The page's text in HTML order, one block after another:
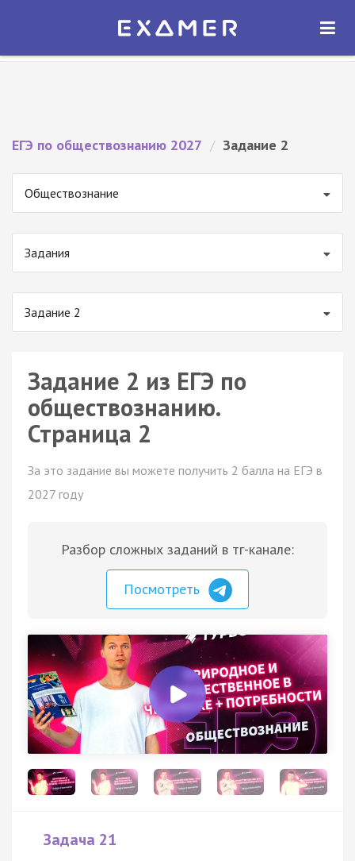
Экзамер — ЕГЭ 2027
ОТКРЫТЬ
ЕГЭ по обществознанию 2027 / Задание 2
Обществознание
Задания
Задание 2
Задание 2 из ЕГЭ по
обществознанию.
Страница 2
За это задание вы можете получить 2 балла на ЕГЭ в
2027 году
Разбор сложных заданий в тг-канале:
Посмотреть
Задача 21